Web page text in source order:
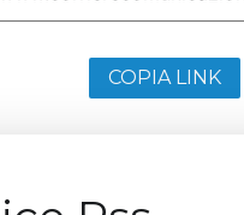
COPIA LINK